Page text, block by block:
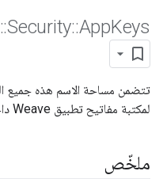
::Security::AppKeys
لمكتبة مفاتيح تطبيق Weave داخل ملف أمان Weave الشخصي.
ملخّص